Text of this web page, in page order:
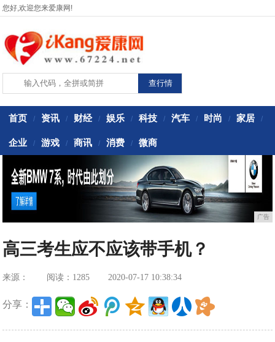
您好,欢迎您来爱康网!
首页 / 资讯 / 财经 / 娱乐 / 科技 / 汽车 / 时尚 / 家居 /
企业 / 游戏 / 商讯 / 消费 / 微商
广告
高三考生应不应该带手机？
来源： 阅读：1285 2020-07-17 10:38:34
分享：